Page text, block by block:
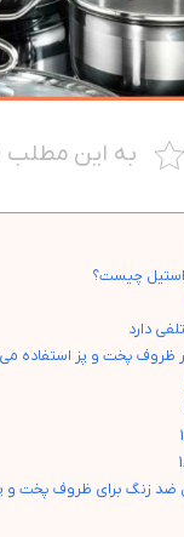
به این مطلب
چیست؟
دارد
ظروف پخت و پز استفاده
ضد زنگ برای ظروف پخت و